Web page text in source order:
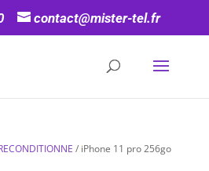
contact@mister-tel.fr
/ iPhone 11 pro 256go